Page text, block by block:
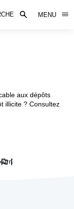
MENU
aux dépôts
illicite ? Consultez